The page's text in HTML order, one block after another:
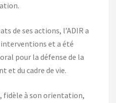
de ses actions, l’ADIR a
et a été
pour la défense de la
et du cadre de vie.
fidèle à son orientation,